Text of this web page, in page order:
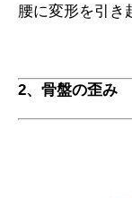
腰に変形を引き
2、骨盤の歪み